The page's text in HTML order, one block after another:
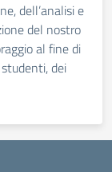
dell’analisi e
del nostro
al fine di
dei